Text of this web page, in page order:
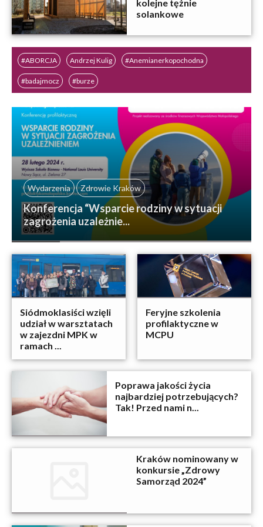
kolejne tężnie
solankowe
#ABORCJA Andrzej Kulig #Anemianerkopochodna
#badajmocz #burze
#chorobyrzadkie Chrzanów csr
Wydarzenia Zdrowie Kraków
Konferencja “Wsparcie rodziny w sytuacji
zagrożenia uzależnie...
Siódmoklasiści wzięli
udział w warsztatach
w zajezdni MPK w
ramach ...
Feryjne szkolenia
profilaktyczne w
MCPU
Poprawa jakości życia
najbardziej potrzebujących?
Tak! Przed nami n...
Kraków nominowany w
konkursie „Zdrowy
Samorząd 2024”